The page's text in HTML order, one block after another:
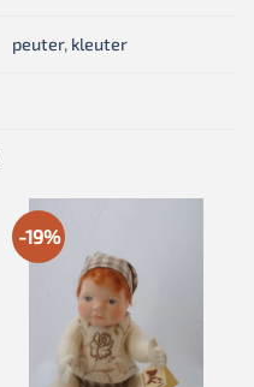
peuter, kleuter
-19%